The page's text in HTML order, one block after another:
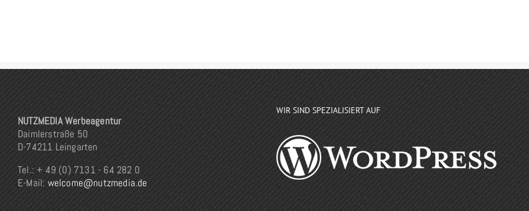
NUTZMEDIA Werbeagentur
Daimlerstraße 50
D-74211 Leingarten
Tel.: + 49 (0) 7131 - 64 282 0
E-Mail: welcome@nutzmedia.de
WIR SIND SPEZIALISIERT AUF